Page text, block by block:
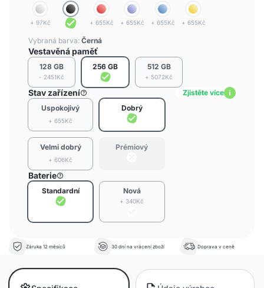
+ 97Kč + 655Kč + 655Kč + 655Kč + 655Kč
Vybraná barva: Černá
Vestavěná paměť
128 GB
- 2451Kč
256 GB 512 GB
+ 5072Kč
Stav zařízení
Zjistěte více
Uspokojivý
+ 655Kč
Dobrý
Velmi dobrý
+ 606Kč
Prémiový
Baterie
Standardní Nová
+ 340Kč
Záruka 12 měsíců 30 dní na vrácení zboží Doprava v ceně